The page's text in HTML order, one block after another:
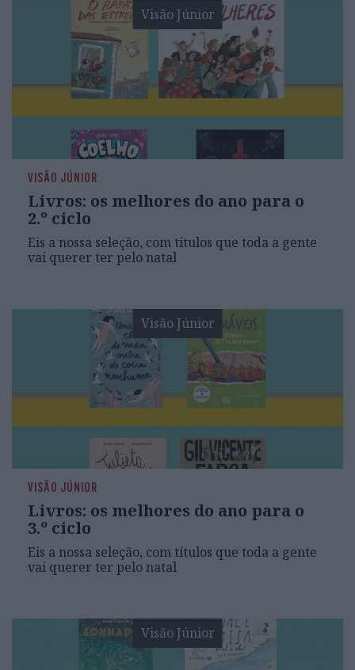
Visão Júnior
VISÃO JÚNIOR
Livros: os melhores do ano para o
2.º ciclo
Eis a nossa seleção, com títulos que toda a gente
vai querer ter pelo natal
Visão Júnior
VISÃO JÚNIOR
Livros: os melhores do ano para o
3.º ciclo
Eis a nossa seleção, com títulos que toda a gente
vai querer ter pelo natal
Visão Júnior